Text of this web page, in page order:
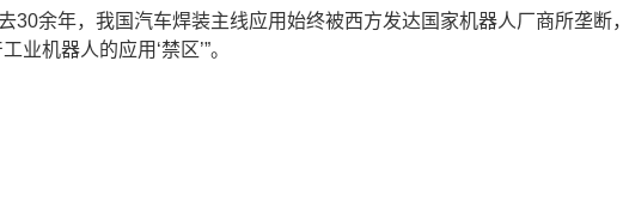
余年，我国汽车焊装主线应用始终被西方发达国家机器人厂商所垄断，
业机器人的应用‘禁区’”。